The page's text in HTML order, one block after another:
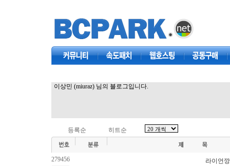
이상민 (miuraz) 님의 블로그입니다.
등록순 히트순
279456 라이언깡